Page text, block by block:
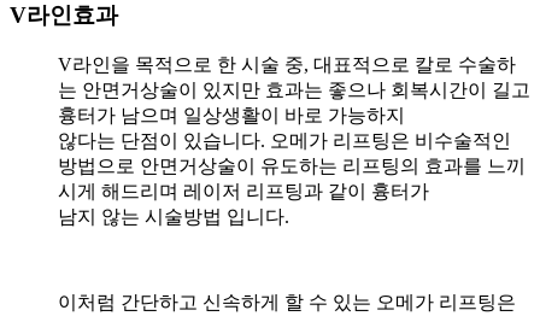
V라인효과
V라인을 목적으로 한 시술 중, 대표적으로 칼로 수술하
는 안면거상술이 있지만 효과는 좋으나 회복시간이 길고
흉터가 남으며 일상생활이 바로 가능하지
않다는 단점이 있습니다. 오메가 리프팅은 비수술적인
방법으로 안면거상술이 유도하는 리프팅의 효과를 느끼
시게 해드리며 레이저 리프팅과 같이 흉터가
남지 않는 시술방법 입니다.
이처럼 간단하고 신속하게 할 수 있는 오메가 리프팅은